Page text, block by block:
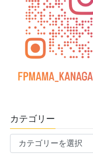
カテゴリー
テ